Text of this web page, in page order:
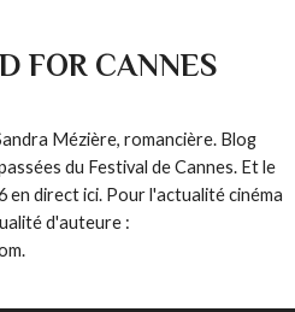
FOR CANNES
Mézière, romancière. Blog
du Festival de Cannes. Et le
en direct ici. Pour l'actualité cinéma
d'auteure :